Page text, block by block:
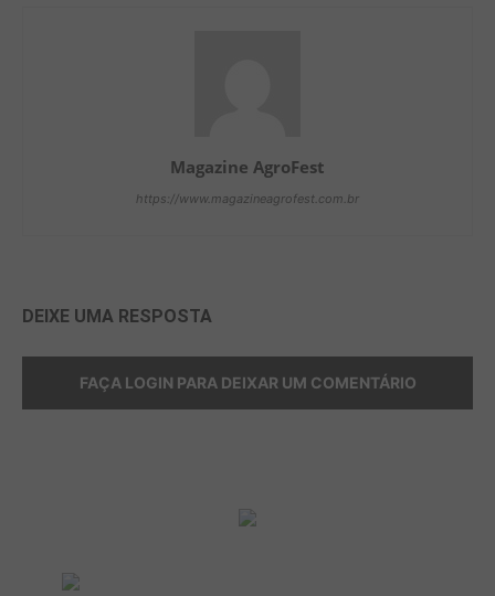
Magazine AgroFest
https://www.magazineagrofest.com.br
DEIXE UMA RESPOSTA
FAÇA LOGIN PARA DEIXAR UM COMENTÁRIO